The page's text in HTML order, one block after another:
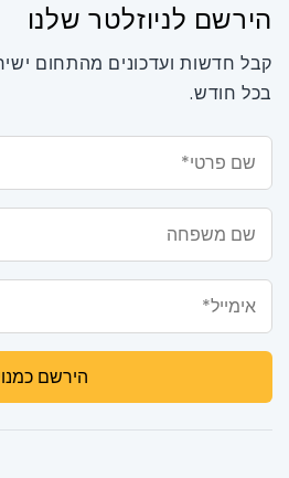
הירשם לניוזלטר שלנו
קבל חדשות ועדכונים מהתחום
בכל חודש.